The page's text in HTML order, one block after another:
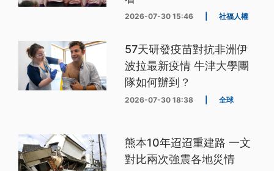
2026-07-30 15:46 社福人權
57天研發疫苗對抗非洲伊
波拉最新疫情 牛津大學團
隊如何辦到？
2026-07-30 18:38 全球
熊本10年迢迢重建路 一文
對比兩次強震各地災情